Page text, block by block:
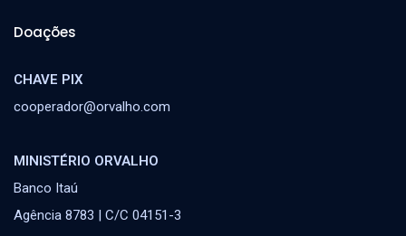
Doações
CHAVE PIX
cooperador@orvalho.com
MINISTÉRIO ORVALHO
Banco Itaú
Agência 8783 | C/C 04151-3